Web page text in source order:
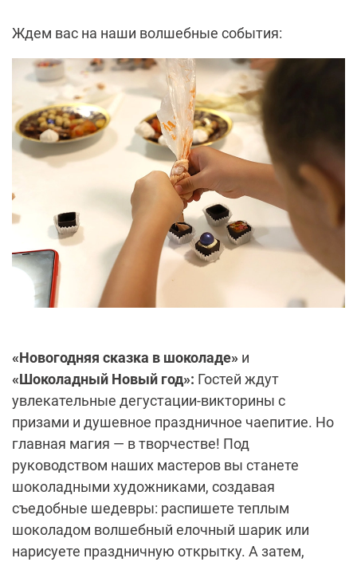
Ждем вас на наши волшебные события:
«Новогодняя сказка в шоколаде» и
«Шоколадный Новый год»: Гостей ждут
увлекательные дегустации-викторины с
призами и душевное праздничное чаепитие. Но
главная магия — в творчестве! Под
руководством наших мастеров вы станете
шоколадными художниками, создавая
съедобные шедевры: распишете теплым
шоколадом волшебный елочный шарик или
нарисуете праздничную открытку. А затем,